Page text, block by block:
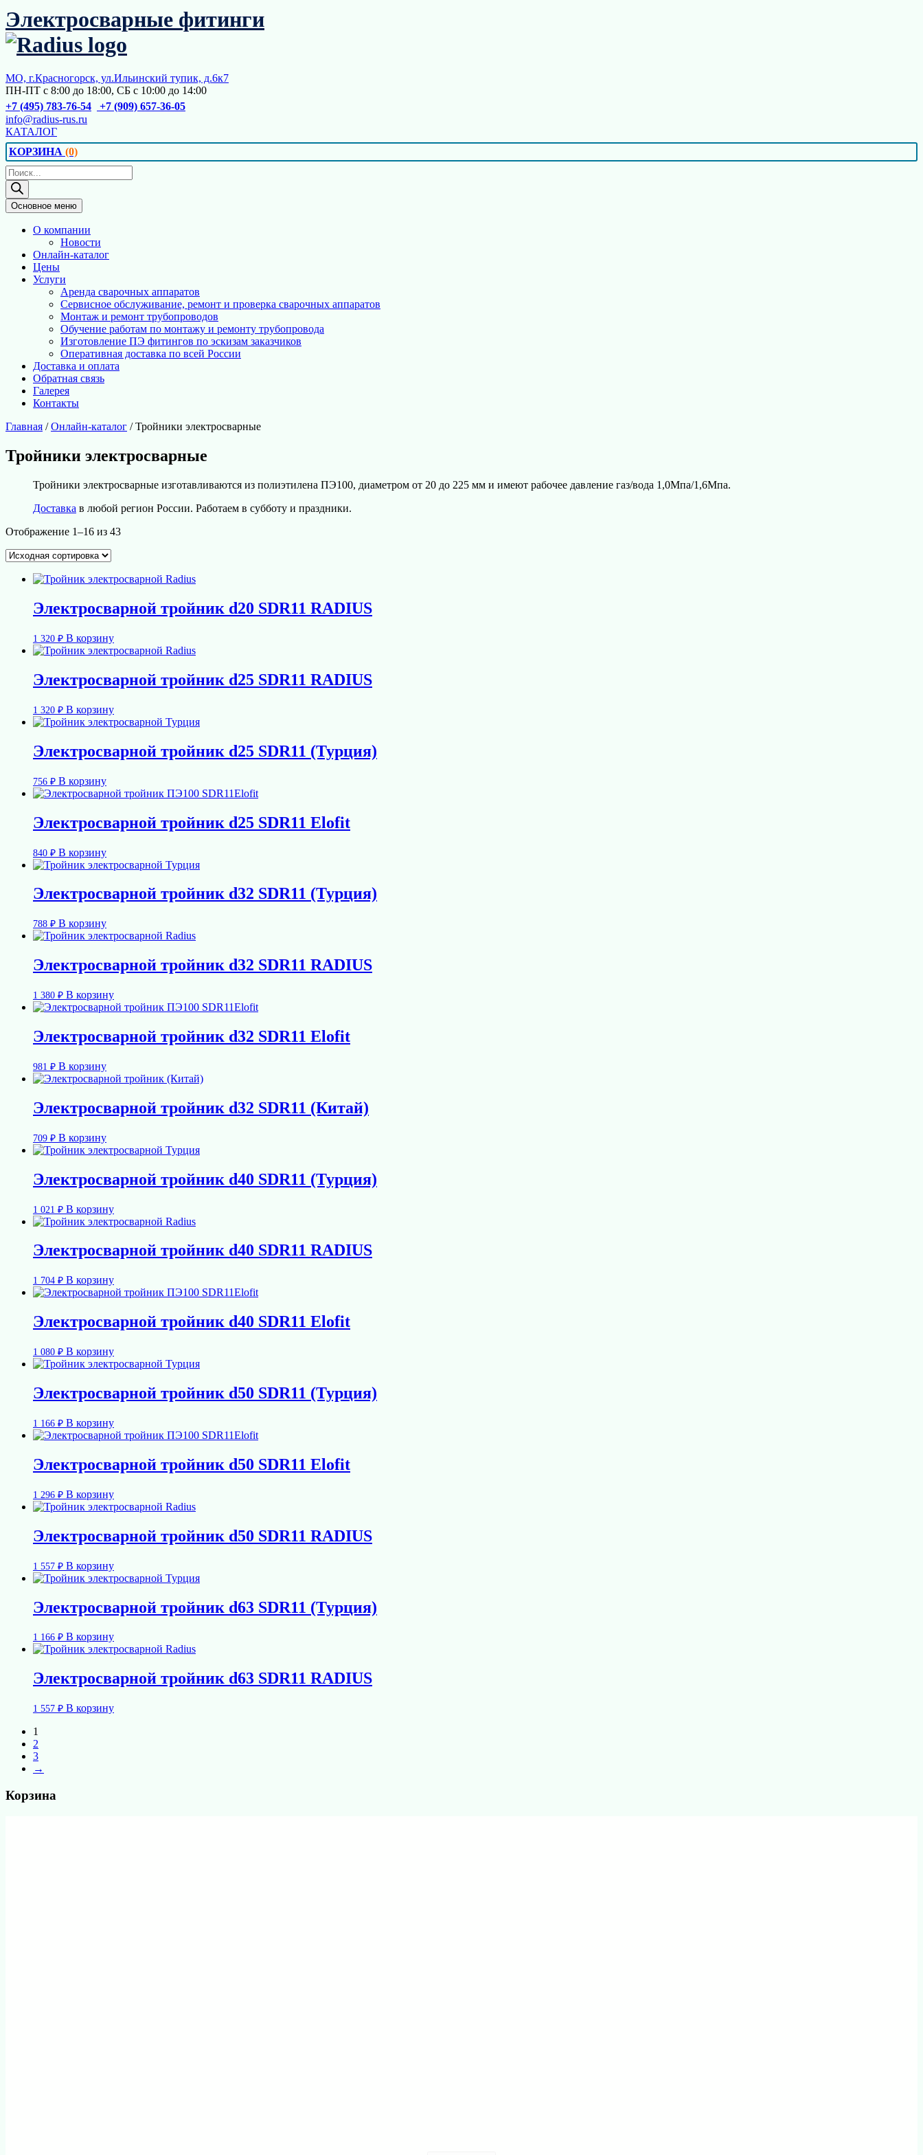
Перейти
к
содержимому
Электросварные фитинги
МО, г.Красногорск, ул.Ильинский тупик, д.6к7
ПН-ПТ с 8:00 до 18:00, СБ с 10:00 до 14:00
+7 (495) 783-76-54
+7 (909) 657-36-05
info@radius-rus.ru
КАТАЛОГ
КОРЗИНА (0)
Поиск
товаров
Основное меню
О компании
Новости
Онлайн-каталог
Цены
Услуги
Аренда сварочных аппаратов
Сервисное обслуживание, ремонт и проверка сварочных аппаратов
Монтаж и ремонт трубопроводов
Обучение работам по монтажу и ремонту трубопровода
Изготовление ПЭ фитингов по эскизам заказчиков
Оперативная доставка по всей России
Доставка и оплата
Обратная связь
Галерея
Контакты
Главная /Онлайн-каталог / Тройники электросварные
Тройники электросварные
Тройники электросварные изготавливаются из полиэтилена ПЭ100, диаметром от 20 до 225 мм и имеют рабочее давление газ/вода 1,0Мпа/1,6Мпа.
Доставка в любой регион России. Работаем в субботу и праздники.
Отображение 1–16 из 43
Электросварной тройник d20 SDR11 RADIUS
1 320 ₽ В корзину
Электросварной тройник d25 SDR11 RADIUS
1 320 ₽ В корзину
Электросварной тройник d25 SDR11 (Турция)
756 ₽ В корзину
Электросварной тройник d25 SDR11 Elofit
840 ₽ В корзину
Электросварной тройник d32 SDR11 (Турция)
788 ₽ В корзину
Электросварной тройник d32 SDR11 RADIUS
1 380 ₽ В корзину
Электросварной тройник d32 SDR11 Elofit
981 ₽ В корзину
Электросварной тройник d32 SDR11 (Китай)
709 ₽ В корзину
Электросварной тройник d40 SDR11 (Турция)
1 021 ₽ В корзину
Электросварной тройник d40 SDR11 RADIUS
1 704 ₽ В корзину
Электросварной тройник d40 SDR11 Elofit
1 080 ₽ В корзину
Электросварной тройник d50 SDR11 (Турция)
1 166 ₽ В корзину
Электросварной тройник d50 SDR11 Elofit
1 296 ₽ В корзину
Электросварной тройник d50 SDR11 RADIUS
1 557 ₽ В корзину
Электросварной тройник d63 SDR11 (Турция)
1 166 ₽ В корзину
Электросварной тройник d63 SDR11 RADIUS
1 557 ₽ В корзину
1
2
3
→
Корзина